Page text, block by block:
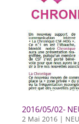
2016/05/02-
2 Mai 2016|